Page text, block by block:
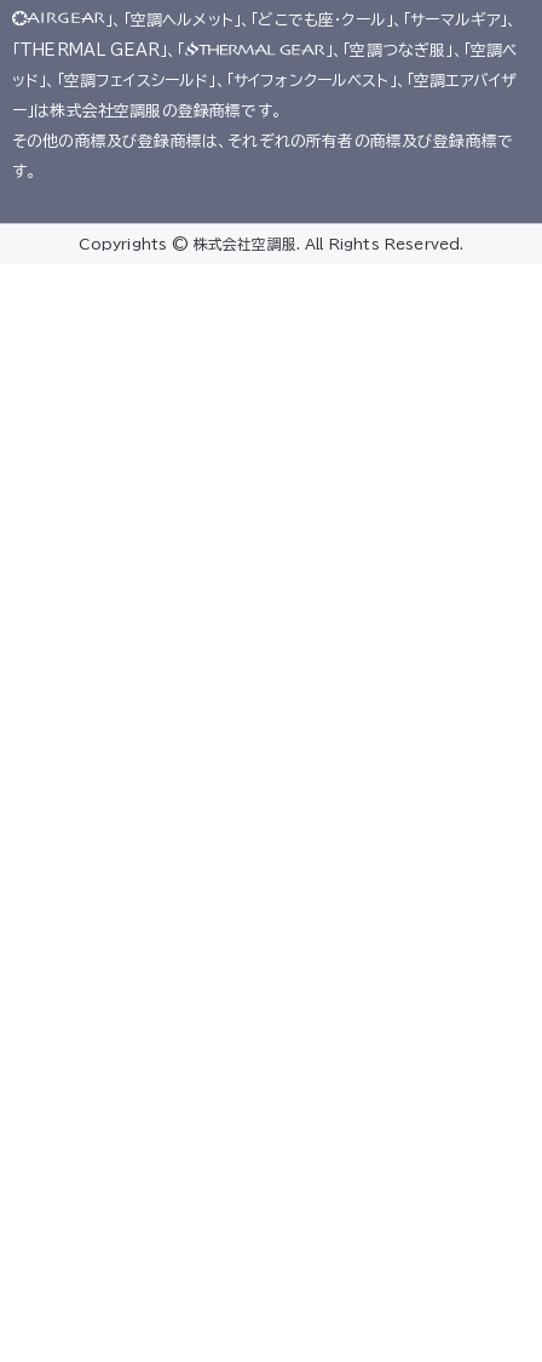
」、「空調ヘルメット」、「どこでも座･クール」、「サーマルギア」、
「THERMAL GEAR」、「
」、「空調つなぎ服」、「空調ベ
ッド」、「空調フェイスシールド」、「サイフォンクールベスト」、「空調エアバイザ
ー」は株式会社空調服の登録商標です。
その他の商標及び登録商標は、それぞれの所有者の商標及び登録商標で
す。
Copyrights © 株式会社空調服. All Rights Reserved.